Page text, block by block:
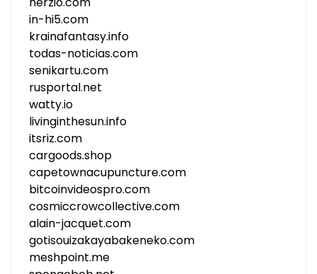
in-hi5.com
krainafantasy.info
todas-noticias.com
senikartu.com
rusportal.net
watty.io
livinginthesun.info
itsriz.com
cargoods.shop
capetownacupuncture.com
bitcoinvideospro.com
cosmiccrowcollective.com
alain-jacquet.com
gotisouizakayabakeneko.com
meshpoint.me